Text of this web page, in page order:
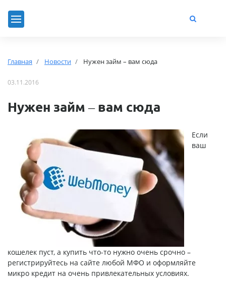
Главная Новости Нужен займ – вам сюда
03.11.2016
Нужен займ – вам сюда
Если
ваш
кошелек пуст, а купить что-то нужно очень срочно –
регистрируйтесь на сайте любой МФО и оформляйте
микро кредит на очень привлекательных условиях.